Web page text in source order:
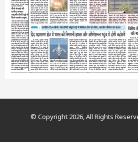
© Copyright 2026, All Rights